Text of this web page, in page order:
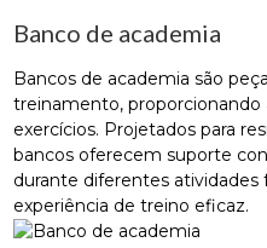
Banco de academia
Bancos de academia são
treinamento, proporcionando
exercícios. Projetados para
bancos oferecem suporte
durante diferentes atividades
experiência de treino eficaz.